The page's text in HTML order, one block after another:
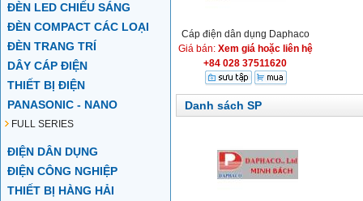
ĐÈN LED CHIẾU SÁNG
ĐÈN COMPACT CÁC LOẠI
ĐÈN TRANG TRÍ
DÂY CÁP ĐIỆN
THIẾT BỊ ĐIỆN
PANASONIC - NANO
FULL SERIES
ĐIỆN DÂN DỤNG
ĐIỆN CÔNG NGHIỆP
THIẾT BỊ HÀNG HẢI
Cáp điện dân dụng Daphaco
Giá bán: Xem giá hoặc liên hệ
+84 028 37511620
Danh sách SP